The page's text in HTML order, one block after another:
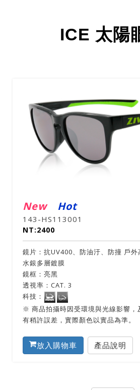
ICE 太陽
New Hot
143-HS113001
NT:2400
鏡片：抗UV400、防油汙、防撞 戶
水銀多層鍍膜
鏡框：亮黑
透視率：CAT. 3
科技：
※ 商品拍攝時因受環境與光線影響，
有稍許誤差，實際顏色以實品為準。
放入購物車 產品說明